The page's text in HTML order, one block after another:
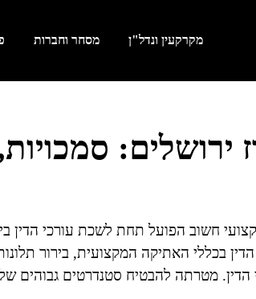
מקרקעין ונדל"ן מסחר וחברות
ירושלים:
חשוב הפועל תחת לשכת עורכי הדין
בכללי האתיקה המקצועית, בירור
הדין. מטרתה להבטיח סטנדרטים גבוהים של